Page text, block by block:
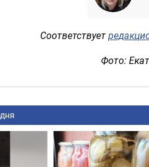
Соответствует
Фото: